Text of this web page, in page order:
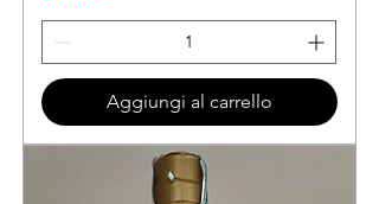
Aggiungi al carrello